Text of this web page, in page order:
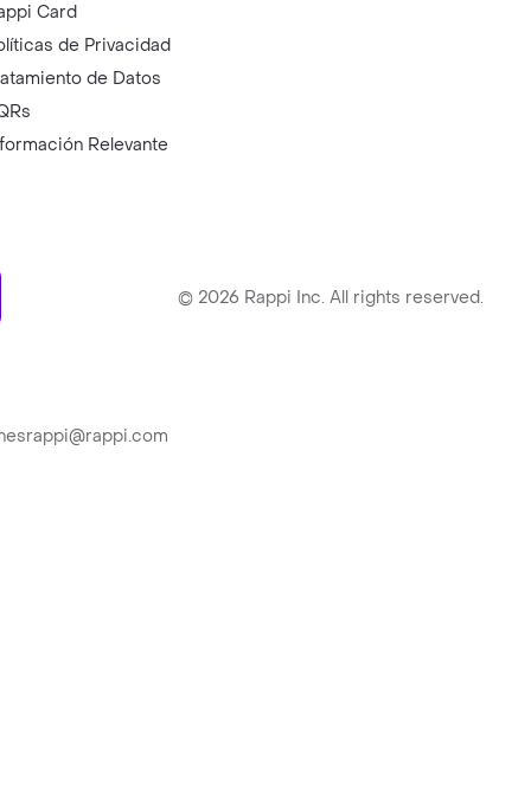
Card
de Privacidad
de Datos
Relevante
© 2026 Rappi Inc. All rights reserved.